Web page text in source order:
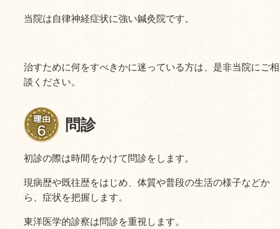
当院は自律神経症状に強い鍼灸院です。
治すために何をすべきかに迷っている方は、是非当院にご相
談ください。
問診
初診の際は時間をかけて問診をします。
現病歴や既往歴をはじめ、体質や普段の生活の様子などか
ら、症状を把握します。
東洋医学的診察は問診を重視します。